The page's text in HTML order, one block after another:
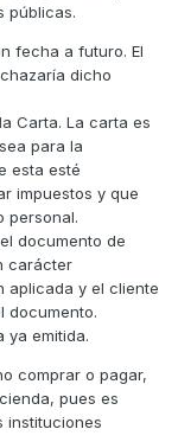
públicas.
fecha a futuro. El
dicho
Carta. La carta es
para la
esta esté
impuestos y que
personal.
documento de
carácter
aplicada y el cliente
documento.
ya emitida.
comprar o pagar,
pues es
instituciones